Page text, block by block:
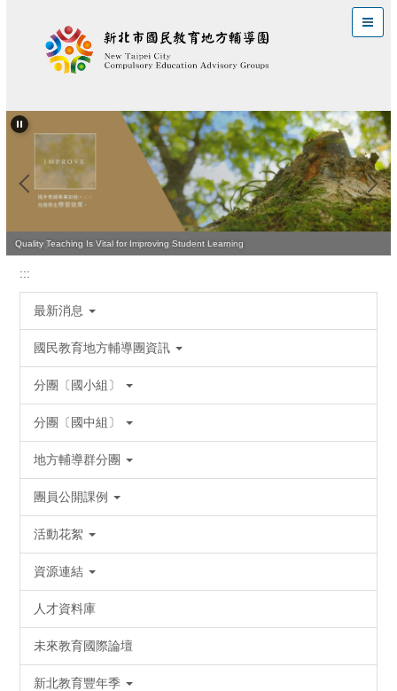
區
Leading the Way to Effective Teaching and Learning
Quality Teaching Is Vital for Improving Student Learning
:::
最新消息
國民教育地方輔導團資訊
分團〔國小組〕
分團〔國中組〕
地方輔導群分團
團員公開課例
活動花絮
資源連結
人才資料庫
未來教育國際論壇
新北教育豐年季